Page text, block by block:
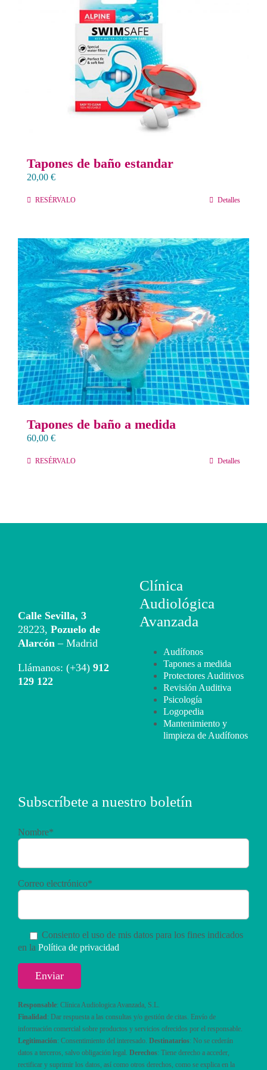
Llámanos 912 129 122
Tapones de baño estandar
20,00 €
RESÉRVALO Detalles
Tapones de baño a medida
60,00 €
RESÉRVALO Detalles
Calle Sevilla, 3
28223, Pozuelo de
Alarcón– Madrid
Llámanos: (+34) 912
129 122
Clínica
Audiológica
Avanzada
Audífonos
Tapones a medida
Protectores Auditivos
Revisión Auditiva
Psicología
Logopedia
Mantenimiento y
limpieza de Audífonos
Subscríbete a nuestro boletín
Nombre*
Correo electrónico*
Consiento el uso de mis datos para los fines indicados
en la Política de privacidad
Responsable: Clínica Audiologica Avanzada, S.L.
Finalidad : Dar respuesta a las consultas y/o gestión de citas. Envío de
información comercial sobre productos y servicios ofrecidos por el responsable.
Legitimación: Consentimiento del interesado. Destinatarios: No se cederán
datos a terceros, salvo obligación legal. Derechos: Tiene derecho a acceder,
rectificar y suprimir los datos, así como otros derechos, como se explica en la